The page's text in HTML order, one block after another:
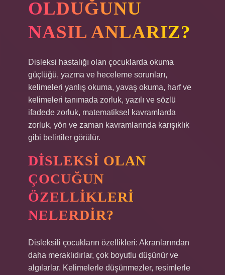
OLDUĞUNU
NASIL ANLARIZ?
Disleksi hastalığı olan çocuklarda okuma
güçlüğü, yazma ve heceleme sorunları,
kelimeleri yanlış okuma, yavaş okuma, harf ve
kelimeleri tanımada zorluk, yazılı ve sözlü
ifadede zorluk, matematiksel kavramlarda
zorluk, yön ve zaman kavramlarında karışıklık
gibi belirtiler görülür.
DISLEKSI OLAN
ÇOCUĞUN
ÖZELLIKLERI
NELERDIR?
Disleksili çocukların özellikleri: Akranlarından
daha meraklıdırlar, çok boyutlu düşünür ve
algılarlar. Kelimelerle düşünmezler, resimlerle